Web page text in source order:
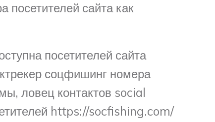
посетителей сайта как
посетителей сайта
соцфишинг номера
ловец контактов social
https://socfishing.com/